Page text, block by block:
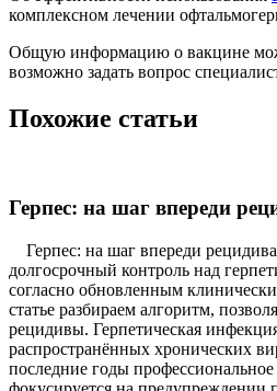
комплексном лечении
Общую информацию о вакцине
возможно задать вопрос
Похожие статьи
Герпес: на шаг впереди
Герпес: на шаг впереди
долгосрочный контроль над
согласно обновленным
статье разбираем алгоритм,
рецидивы. Герпетическая
распространённых хронических
последние годы